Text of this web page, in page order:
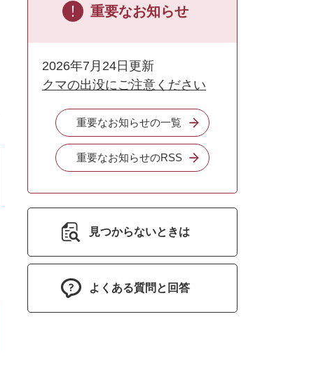
く
重要なお知らせ
2026年7月24日更新
クマの出没にご注意ください
重要なお知らせの一覧
重要なお知らせのRSS
見つからないときは
よくある質問と回答